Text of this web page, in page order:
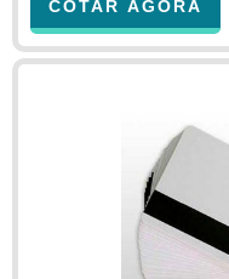
RFID passivo, a
modelo utilizado,
realizada através de
na qual serão
exemplo: Logo da
COTAR AGORA